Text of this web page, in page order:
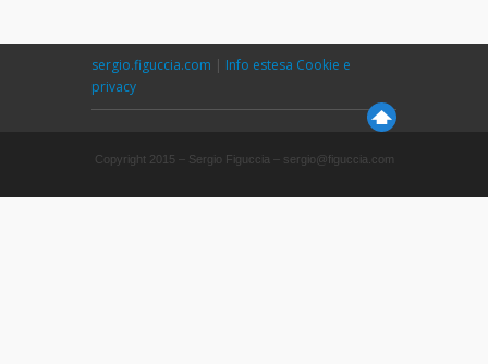
sergio.figuccia.com | Info estesa Cookie e
privacy
Copyright 2015 – Sergio Figuccia – sergio@figuccia.com